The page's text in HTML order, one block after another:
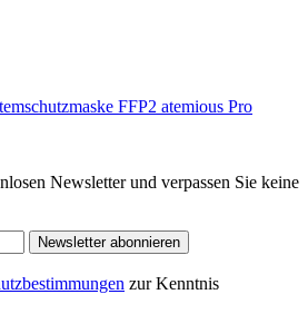
FFP2 atemious Pro
Newsletter und verpassen Sie keine
Newsletter abonnieren
zur Kenntnis